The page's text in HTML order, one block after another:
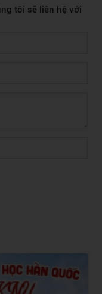
tôi sẽ liên hệ với